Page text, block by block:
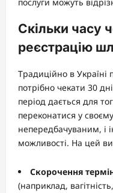
Скільки часу
реєстрацію
Традиційно в Україні
потрібно чекати 30
період дається для
переконатися у
непередбачуваним, і
можливості. На цей
Скорочення
(наприклад,